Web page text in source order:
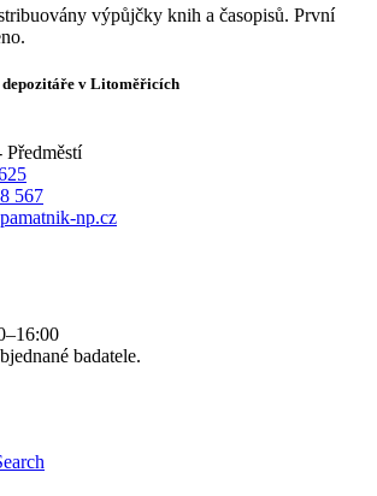
výpůjčky knih a časopisů. První
v Litoměřicích
567
np.cz
–16:00
badatele.